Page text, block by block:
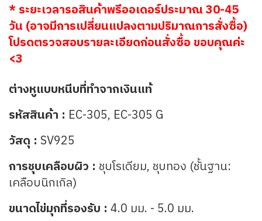
* ระยะเวลารอสินค้าพรีออเดอร์ประมาณ 30-45
วัน (อาจมีการเปลี่ยนแปลงตามปริมาณการสั่งซื้อ)
โปรดตรวจสอบรายละเอียดก่อนสั่งซื้อ ขอบคุณค่ะ
<3
ต่างหูแบบหนีบที่ทำจากเงินแท้
รหัสสินค้า : EC-305, EC-305 G
วัสดุ : SV925
การชุบเคลือบผิว : ชุบโรเดียม, ชุบทอง (ชั้นฐาน:
เคลือบนิกเกิล)
ขนาดไข่มุกที่รองรับ : 4.0 มม. - 5.0 มม.